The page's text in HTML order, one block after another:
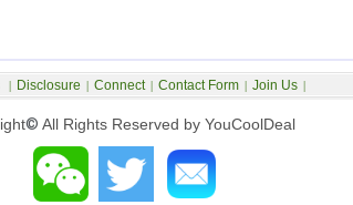
© All Rights Reserved by YouCoolDeal
| Disclosure | Connect | Contact Form | Join Us |